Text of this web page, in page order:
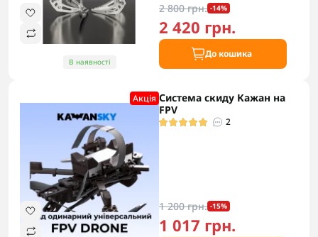
В наявності
2 800 грн. -14%
2 420 грн.
До кошика
Акцiя Система скиду Кажан на
FPV
2
1 200 грн. -15%
1 017 грн.